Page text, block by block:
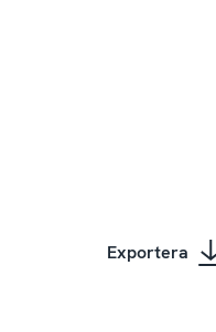
Exportera